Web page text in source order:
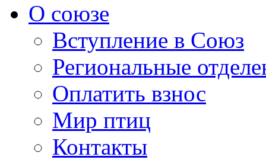
О союзе
Вступление в Союз
Региональные
Оплатить взнос
Мир птиц
Контакты